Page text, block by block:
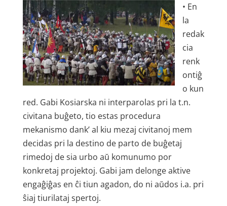
• En
la
redak
cia
renk
ontiĝ
o kun
red. Gabi Kosiarska ni interparolas pri la t.n.
civitana buĝeto, tio estas procedura
mekanismo dank’ al kiu mezaj civitanoj mem
decidas pri la destino de parto de buĝetaj
rimedoj de sia urbo aŭ komunumo por
konkretaj projektoj. Gabi jam delonge aktive
engaĝiĝas en ĉi tiun agadon, do ni aŭdos i.a. pri
ŝiaj tiurilataj spertoj.